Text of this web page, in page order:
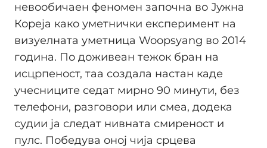
невообичаен феномен започна во Јужна
Кореја како уметнички експеримент на
визуелната уметница Woopsyang во 2014
година. По доживеан тежок бран на
исцрпеност, таа создала настан каде
учесниците седат мирно 90 минути, без
телефони, разговори или смеа, додека
судии ја следат нивната смиреност и
пулс. Победува оној чија срцева